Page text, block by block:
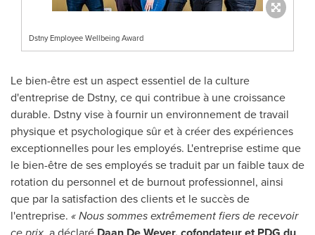
Dstny Employee Wellbeing Award
Le bien-être est un aspect essentiel de la culture
d'entreprise de Dstny, ce qui contribue à une croissance
durable. Dstny vise à fournir un environnement de travail
physique et psychologique sûr et à créer des expériences
exceptionnelles pour les employés. L'entreprise estime que
le bien-être de ses employés se traduit par un faible taux de
rotation du personnel et de burnout professionnel, ainsi
que par la satisfaction des clients et le succès de
l'entreprise. « Nous sommes extrêmement fiers de recevoir